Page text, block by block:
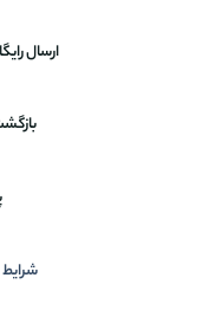
ارسال رایگان